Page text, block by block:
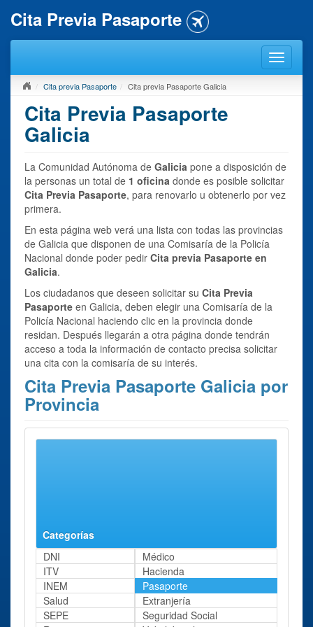
Cita Previa Pasaporte
Cita previa Pasaporte Cita previa Pasaporte Galicia
Cita Previa Pasaporte
Galicia
La Comunidad Autónoma de Galicia pone a disposición de
la personas un total de 1 oficina donde es posible solicitar
Cita Previa Pasaporte, para renovarlo u obtenerlo por vez
primera.
En esta página web verá una lista con todas las provincias
de Galicia que disponen de una Comisaría de la Policía
Nacional donde poder pedir Cita previa Pasaporte en
Galicia.
Los ciudadanos que deseen solicitar su Cita Previa
Pasaporte en Galicia, deben elegir una Comisaría de la
Policía Nacional haciendo clic en la provincia donde
residan. Después llegarán a otra página donde tendrán
acceso a toda la información de contacto precisa solicitar
una cita con la comisaría de su interés.
Cita Previa Pasaporte Galicia por
Provincia
Categorías
DNI
Médico
ITV
Hacienda
INEM
Pasaporte
Salud
Extranjería
SEPE
Seguridad Social